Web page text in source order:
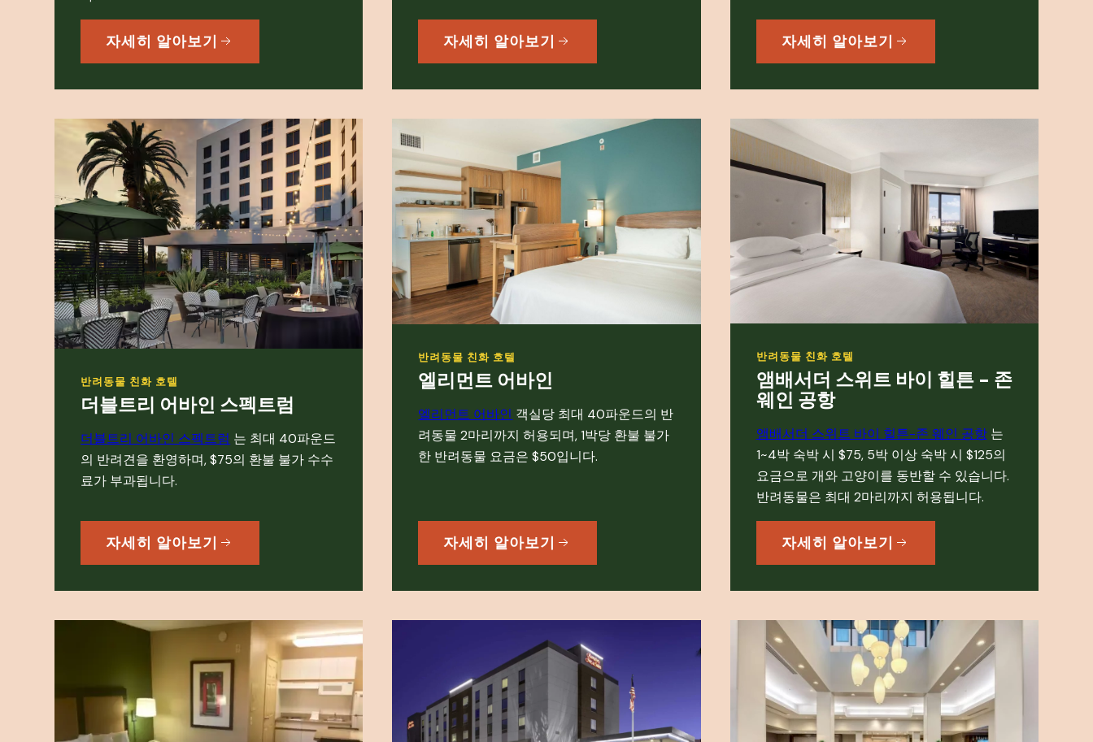
자세히 알아보기 자세히 알아보기 자세히 알아보기
반려동물 친화 호텔
더블트리 어바인 스펙트럼
더블트리 어바인 스펙트럼 는 최대 40파운드
의 반려견을 환영하며, $75의 환불 불가 수수
료가 부과됩니다.
자세히 알아보기
반려동물 친화 호텔
엘리먼트 어바인
엘리먼트 어바인 객실당 최대 40파운드의 반
려동물 2마리까지 허용되며, 1박당 환불 불가
한 반려동물 요금은 $50입니다.
자세히 알아보기
반려동물 친화 호텔
앰배서더 스위트 바이 힐튼 - 존
웨인 공항
앰배서더 스위트 바이 힐튼-존 웨인 공항는
1~4박 숙박 시 $75, 5박 이상 숙박 시 $125의
요금으로 개와 고양이를 동반할 수 있습니다.
반려동물은 최대 2마리까지 허용됩니다.
자세히 알아보기